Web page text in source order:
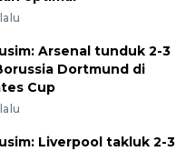
Arsenal tunduk 2-3
Dortmund di
Cup
Liverpool takluk 2-3